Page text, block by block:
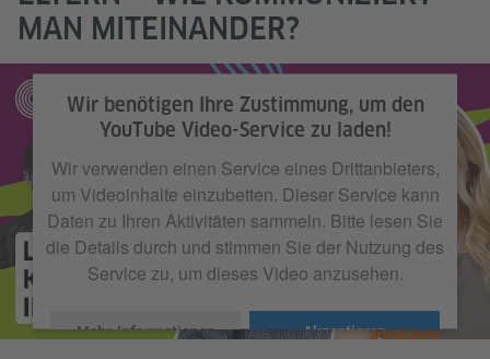
MAN MITEINANDER?
Wir benötigen Ihre Zustimmung, um den
YouTube Video-Service zu laden!
Wir verwenden einen Service eines Drittanbieters,
um Videoinhalte einzubetten. Dieser Service kann
Daten zu Ihren Aktivitäten sammeln. Bitte lesen Sie
die Details durch und stimmen Sie der Nutzung des
Service zu, um dieses Video anzusehen.
Mehr Informationen Akzeptieren